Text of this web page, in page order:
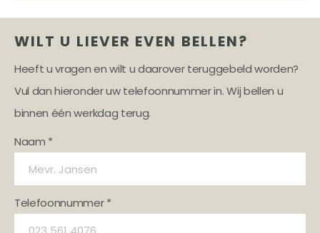
WILT U LIEVER EVEN BELLEN?
Heeft u vragen en wilt u daarover teruggebeld worden?
Vul dan hieronder uw telefoonnummer in. Wij bellen u
binnen één werkdag terug.
Naam *
Telefoonnummer *